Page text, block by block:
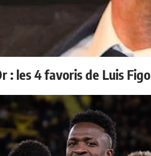
: les 4 favoris de Luis Figo